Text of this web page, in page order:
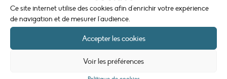
Ce site internet utilise des cookies afin d'enrichir votre expérience
de navigation et de mesurer l'audience.
Accepter les cookies
Voir les préférences
Politique de cookies (UE)